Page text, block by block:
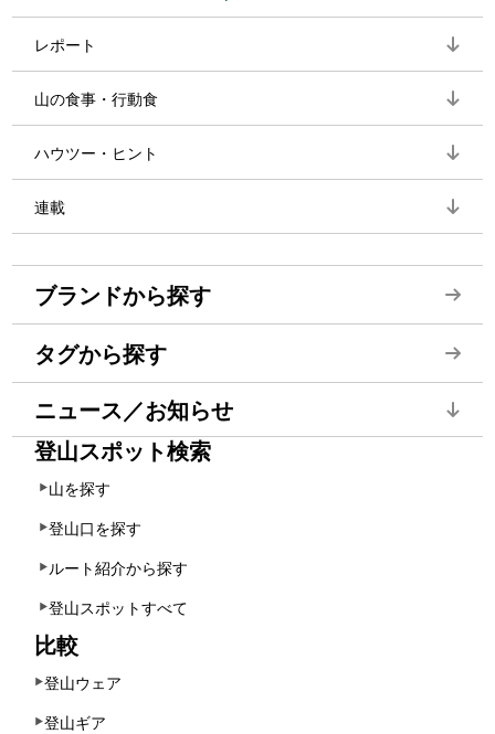
レポート
山の食事・行動食
ハウツー・ヒント
連載
ブランドから探す
タグから探す
ニュース／お知らせ
登山スポット検索
山を探す
登山口を探す
ルート紹介から探す
登山スポットすべて
比較
登山ウェア
登山ギア